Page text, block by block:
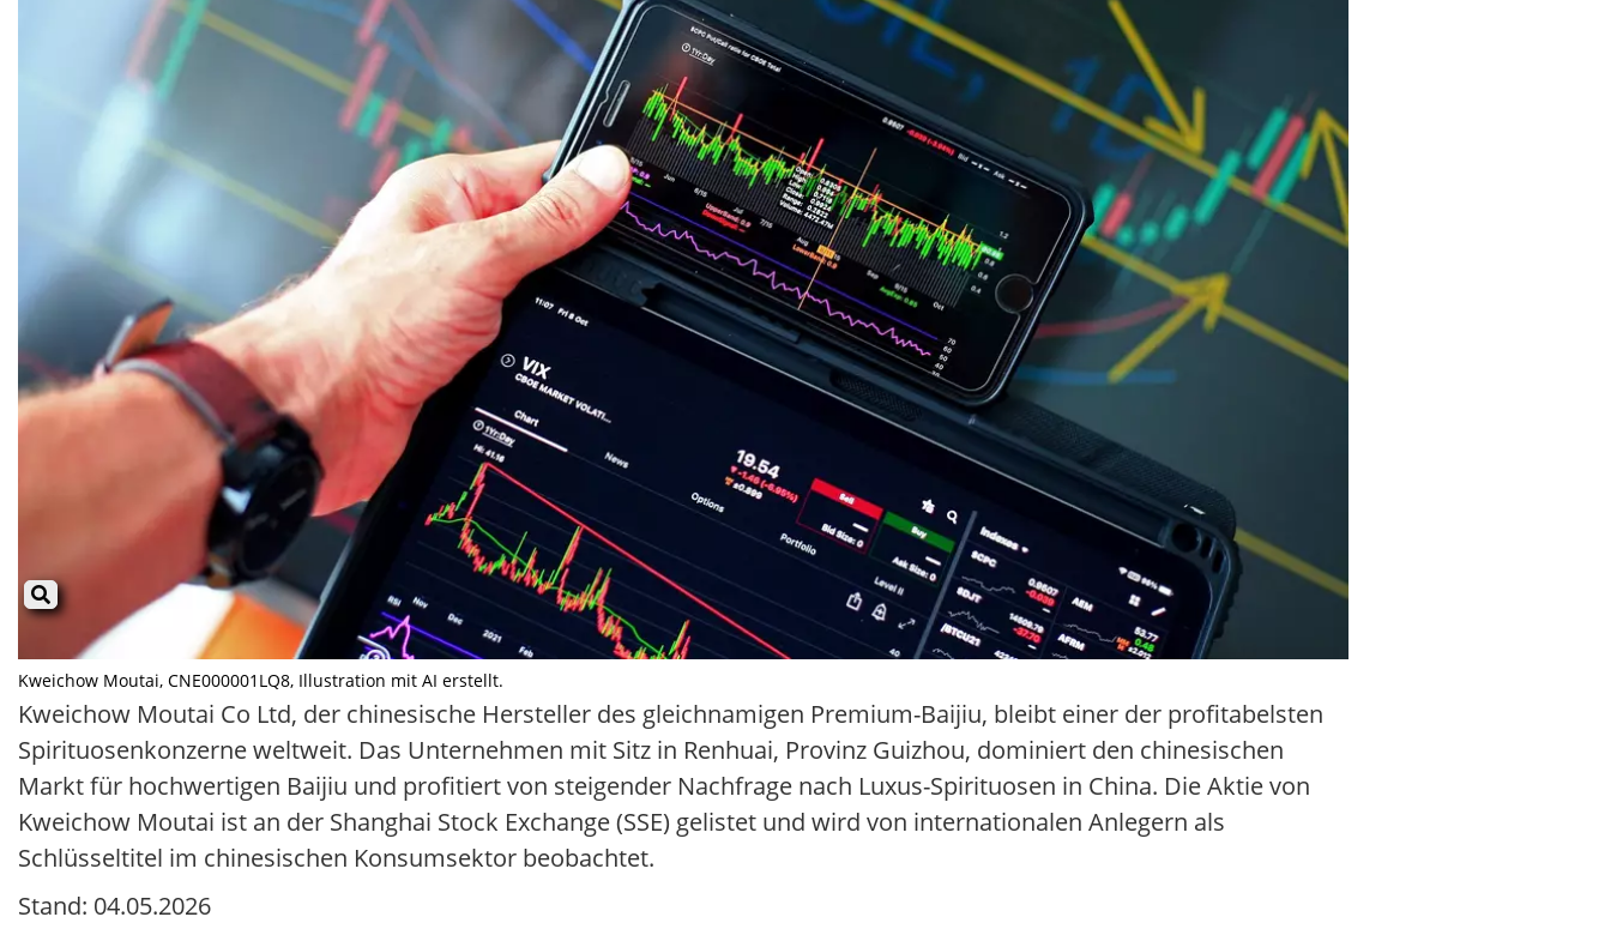
Kweichow Moutai, CNE000001LQ8, Illustration mit AI erstellt.
Kweichow Moutai Co Ltd, der chinesische Hersteller des gleichnamigen Premium-Baijiu, bleibt einer der profitabelsten
Spirituosenkonzerne weltweit. Das Unternehmen mit Sitz in Renhuai, Provinz Guizhou, dominiert den chinesischen
Markt für hochwertigen Baijiu und profitiert von steigender Nachfrage nach Luxus-Spirituosen in China. Die Aktie von
Kweichow Moutai ist an der Shanghai Stock Exchange (SSE) gelistet und wird von internationalen Anlegern als
Schlüsseltitel im chinesischen Konsumsektor beobachtet.
Stand: 04.05.2026